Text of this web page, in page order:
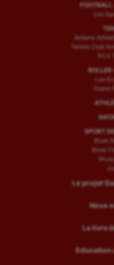
Les
Amiens
Tennis Club
RCA
Les
SPORT
Boxe
Boxe
Le projet
Nous
Le livre
Education